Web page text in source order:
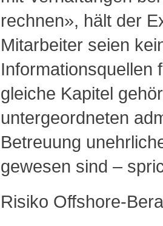
rechnen», hält der
Mitarbeiter seien
Informationsquellen
gleiche Kapitel
untergeordneten
Betreuung
gewesen sind –
Risiko Offshore-